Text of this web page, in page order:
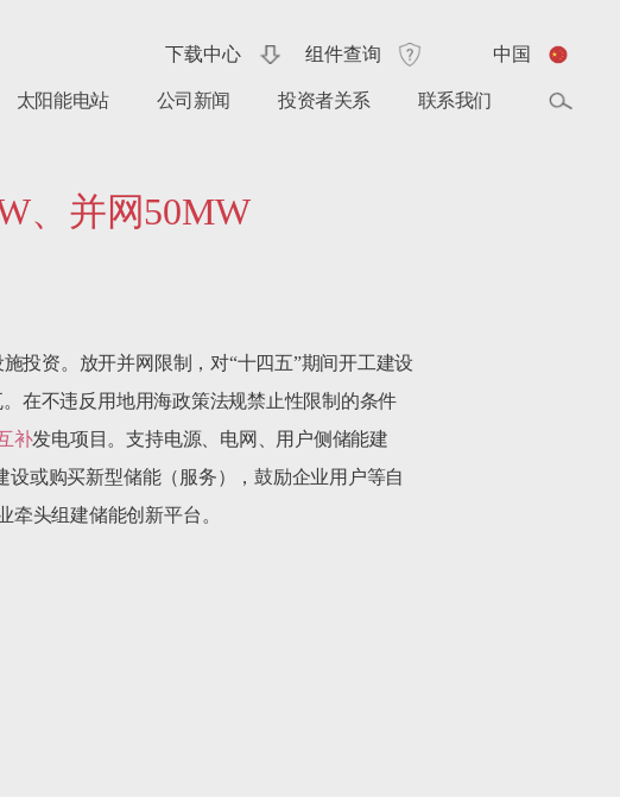
太阳能电站 公司新闻 投资者关系 联系我们
中国
组件查询
下载中心
、并网50MW
投资。放开并网限制，对“十四五”期间开工建设
在不违反用地用海政策法规禁止性限制的条件
补发电项目。支持电源、电网、用户侧储能建
设或购买新型储能（服务），鼓励企业用户等自
头组建储能创新平台。